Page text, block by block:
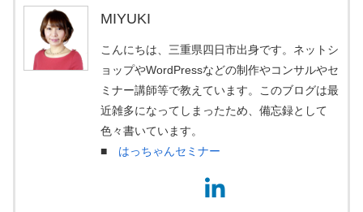
MIYUKI
こんにちは、三重県四日市出身です。ネットシ
ョップやWordPressなどの制作やコンサルやセ
ミナー講師等で教えています。このブログは最
近雑多になってしまったため、備忘録として
色々書いています。
■ はっちゃんセミナー